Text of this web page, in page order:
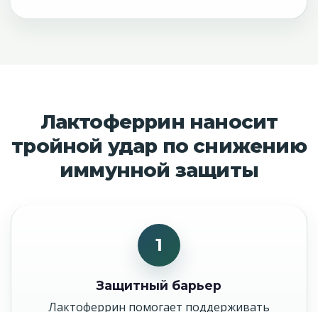
Лактоферрин наносит
тройной удар по снижению
иммунной защиты
1
Защитный барьер
Лактоферрин помогает поддерживать